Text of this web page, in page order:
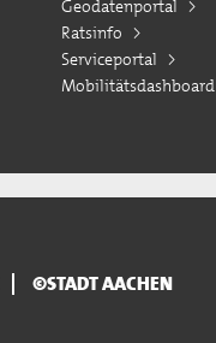
Geodatenportal
Ratsinfo
Serviceportal
Mobilitätsdashboard
©STADT AACHEN